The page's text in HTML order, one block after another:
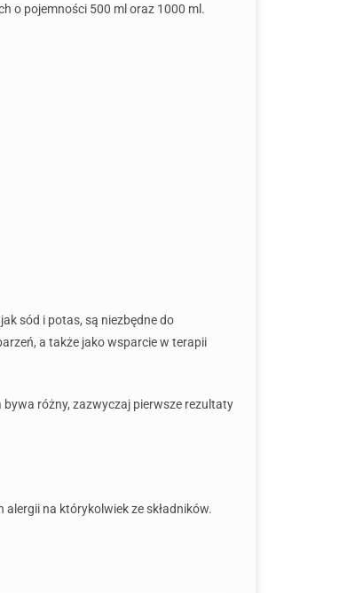
o pojemności 500 ml oraz 1000 ml.
sód i potas, są niezbędne do
a także jako wsparcie w terapii
różny, zazwyczaj pierwsze rezultaty
na którykolwiek ze składników.